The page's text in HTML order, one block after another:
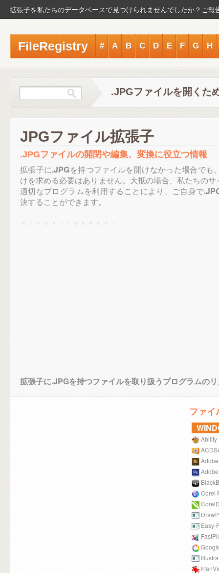
拡張子を私たちのデータベースで見つけられませんでしたか？ご報
FileRegistry # A B C D E F G H
.JPGファイルを開くた
JPGファイル拡張子
.JPGファイルの開閉や編集、変換に役立つ情報
拡張子に.JPGを持つファイルを開けなかった場合で
けを求める必要はありません。大抵の場合、私たちの
適切なプログラムを利用することにより、ご自身で
決することができます。
拡張子に.JPGを持つファイルを取り扱うプログラムの
ファ
Ability
Corel
Easy-